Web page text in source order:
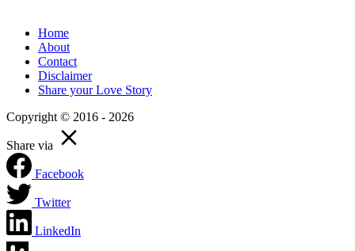
Home
About
Contact
Disclaimer
Share your Love Story
Copyright © 2016 - 2026
Share via
Facebook
Twitter
LinkedIn